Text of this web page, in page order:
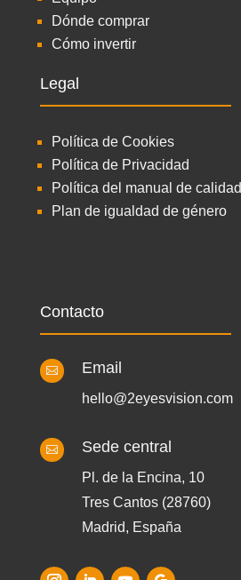
Dónde comprar
Cómo invertir
Legal
Política de Cookies
Política de Privacidad
Política del manual de calidad
Plan de igualdad de género
Contacto
 Email
hello@2eyesvision.com
 Sede central
Pl. de la Encina, 10
Tres Cantos (28760)
Madrid, España